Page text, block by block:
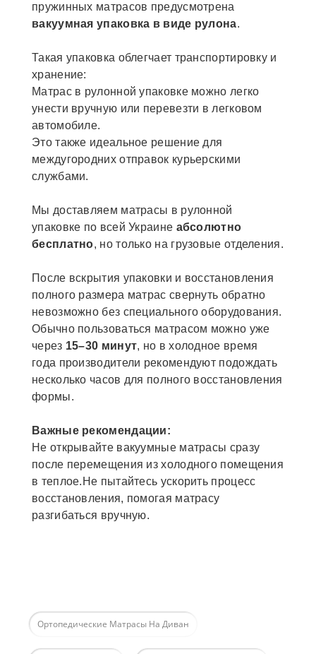
пружинных матрасов предусмотрена
вакуумная упаковка в виде рулона.
Такая упаковка облегчает транспортировку и
хранение:
Матрас в рулонной упаковке можно легко
унести вручную или перевезти в легковом
автомобиле.
Это также идеальное решение для
междугородних отправок курьерскими
службами.
Мы доставляем матрасы в рулонной
упаковке по всей Украине абсолютно
бесплатно, но только на грузовые отделения.
После вскрытия упаковки и восстановления
полного размера матрас свернуть обратно
невозможно без специального оборудования.
Обычно пользоваться матрасом можно уже
через 15–30 минут, но в холодное время
года производители рекомендуют подождать
несколько часов для полного восстановления
формы.
Важные рекомендации:
Не открывайте вакуумные матрасы сразу
после перемещения из холодного помещения
в теплое.Не пытайтесь ускорить процесс
восстановления, помогая матрасу
разгибаться вручную.
Ортопедические Матрасы На Диван